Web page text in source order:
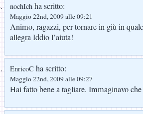
nochIch ha scritto:
Maggio 22nd, 2009 alle 09:21
Animo, ragazzi, per tornare in giù in
allegra Iddio l’aiuta!
EnricoC ha scritto:
Maggio 22nd, 2009 alle 09:27
Hai fatto bene a tagliare. Immaginavo